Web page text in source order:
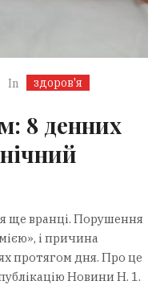
In здоров'я
8 денних
ще вранці. Порушення
і причина
протягом дня. Про це
Новини Н. 1.